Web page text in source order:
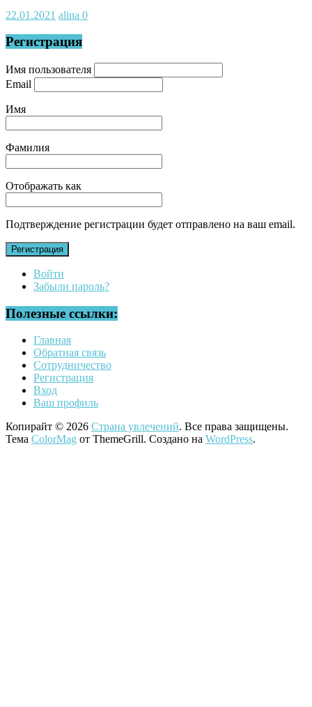
22.01.2021 alina 0
Регистрация
Имя пользователя
Email
Имя
Фамилия
Отображать как
Подтверждение регистрации будет отправлено на ваш email.
Регистрация
Войти
Забыли пароль?
Полезные ссылки:
Главная
Обратная связь
Сотрудничество
Регистрация
Вход
Ваш профиль
Копирайт © 2026 Страна увлечений. Все права защищены.
Тема ColorMag от ThemeGrill. Создано на WordPress.